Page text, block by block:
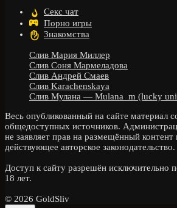
Секс чат
Порно игры
Знакомства
Слив Мария Миллер
Слив Соня Мармеладова
Слив Андрей Смаев
Слив Karachenskaya
Слив Мулана — Mulana_m (lucky
Весь опубликованный на сайте материал
общедоступных источников.
не заявляет прав на размещённый контент
действующее авторское законодательство.
Доступ к сайту разрешён исключительно
18 лет.
© 2026 GoldSliv